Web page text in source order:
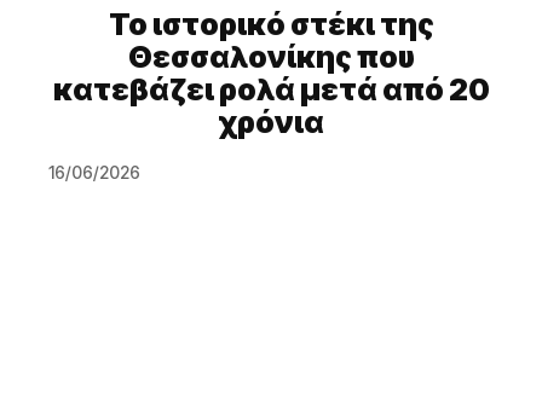
Το ιστορικό στέκι της
Θεσσαλονίκης που
κατεβάζει ρολά μετά από 20
χρόνια
16/06/2026